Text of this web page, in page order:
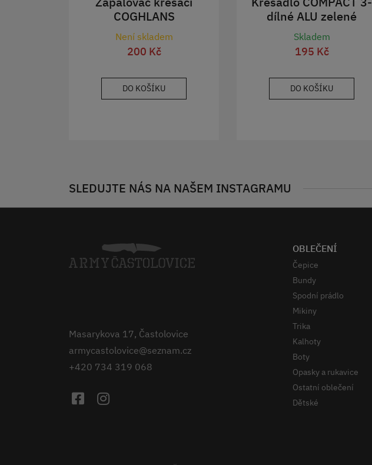
COGHLANS
Není skladem
200 Kč
DO KOŠÍKU
dílné ALU zelené
Skladem
195 Kč
DO KOŠÍKU
SLEDUJTE NÁS NA NAŠEM INSTAGRAMU
Masarykova 17, Častolovice
armycastolovice@seznam.cz
+420 734 319 068
OBLEČENÍ
Čepice
Bundy
Spodní prádlo
Mikiny
Trika
Kalhoty
Boty
Opasky a rukavice
Ostatní oblečení
Dětské